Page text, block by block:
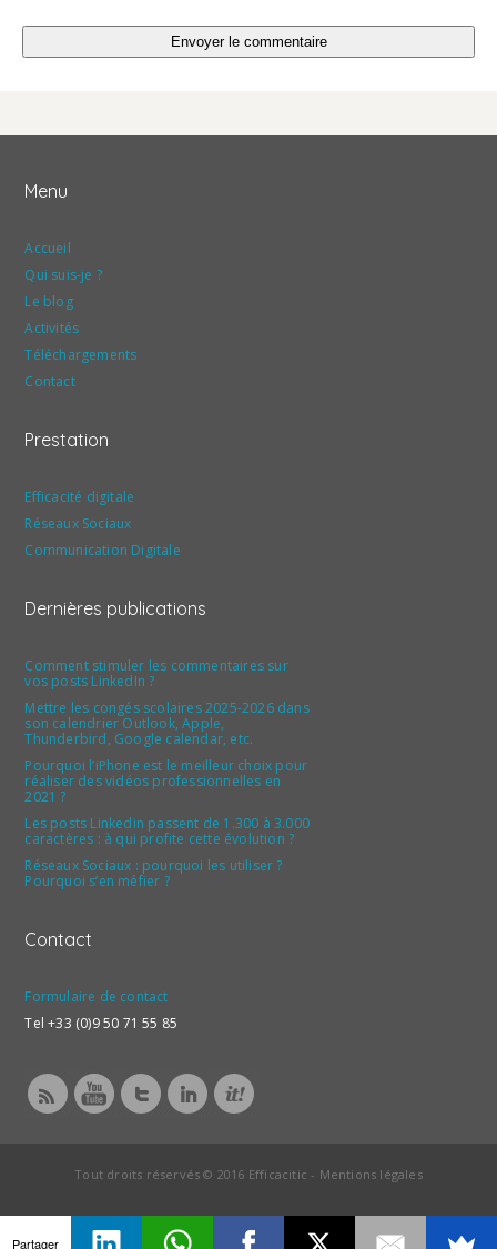
Menu
Accueil
Qui suis-je ?
Le blog
Activités
Téléchargements
Contact
Prestation
Efficacité digitale
Réseaux Sociaux
Communication Digitale
Dernières publications
Comment stimuler les commentaires sur
vos posts LinkedIn ?
Mettre les congés scolaires 2025-2026 dans
son calendrier Outlook, Apple,
Thunderbird, Google calendar, etc.
Pourquoi l’iPhone est le meilleur choix pour
réaliser des vidéos professionnelles en
2021 ?
Les posts Linkedin passent de 1.300 à 3.000
caractères : à qui profite cette évolution ?
Réseaux Sociaux : pourquoi les utiliser ?
Pourquoi s’en méfier ?
Contact
Formulaire de contact
Tel +33 (0)9 50 71 55 85
Tout droits réservés © 2016 Efficacitic - Mentions légales
Partager